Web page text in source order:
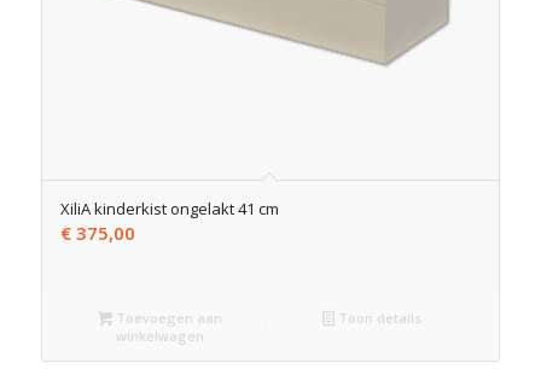
XiliA kinderkist ongelakt 41 cm
€375,00
Toevoegen aan
winkelwagen
Toon details